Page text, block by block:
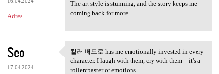
Adres
The art style is stunning, and the story keeps me
coming back for more.
Seo
17.04.2024
킬러 배드로 has me emotionally
킬러 배드로 has me emotionally invested in every
character. I laugh with them, cry with them—it's a
rollercoaster of emotions.